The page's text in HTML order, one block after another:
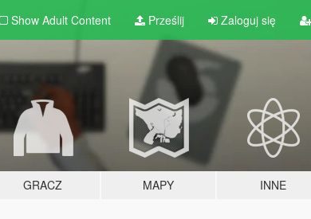
Show Adult Content Prześlij Zaloguj się
GRACZ MAPY INNE